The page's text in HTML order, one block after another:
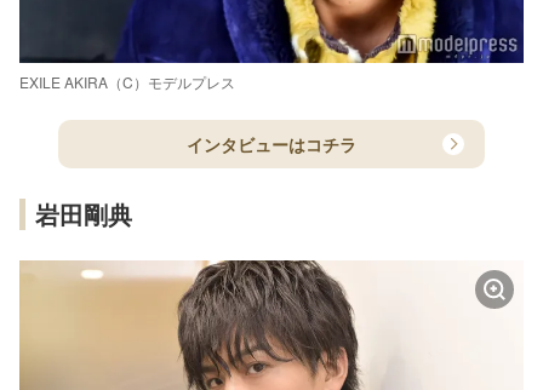
EXILE AKIRA（C）モデルプレス
インタビューはコチラ
岩田剛典